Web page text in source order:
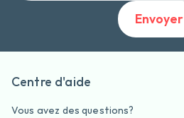
Envoyer
Centre d'aide
Vous avez des questions?